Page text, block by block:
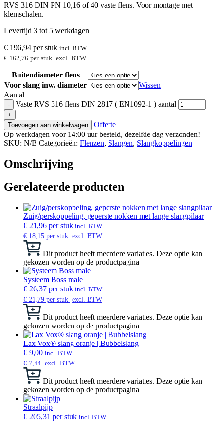
RVS 316 DIN PN 10,16 of 40 vaste flens. Voor montage met
klemschalen.
Levertijd 3 tot 5 werkdagen
€ 196,94 per stuk incl. BTW
€ 162,76 per stuk excl. BTW
Buitendiameter flens
Voor slang inw. diameter
Wissen
Aantal
- Vaste RVS 316 flens DIN 2817 ( EN1092-1 ) aantal
+
Toevoegen aan winkelwagen
Offerte
Op werkdagen voor 14:00 uur besteld, dezelfde dag verzonden!
SKU: N/B Categorieën: Flenzen, Slangen, Slangkoppelingen
Omschrijving
Gerelateerde producten
Zuig/perskoppeling, geperste nokken met lange slangpilaar
€ 21,96 per stuk incl. BTW
€ 18,15 per stuk excl. BTW
Dit product heeft meerdere variaties. Deze optie kan
gekozen worden op de productpagina
Systeem Boss male
€ 26,37 per stuk incl. BTW
€ 21,79 per stuk excl. BTW
Dit product heeft meerdere variaties. Deze optie kan
gekozen worden op de productpagina
Lax Vox® slang oranje | Bubbelslang
€ 9,00 incl. BTW
€ 7,44 excl. BTW
Dit product heeft meerdere variaties. Deze optie kan
gekozen worden op de productpagina
Straalpijp
€ 205,31 per stuk incl. BTW